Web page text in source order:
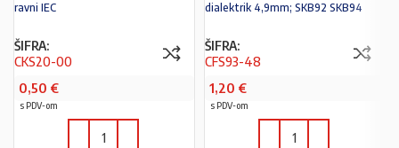
ravni IEC
ŠIFRA:
CKS20-00
0,50 €
s PDV-om
dialektrik 4,9mm; SKB92 SKB94
ŠIFRA:
CFS93-48
1,20 €
s PDV-om